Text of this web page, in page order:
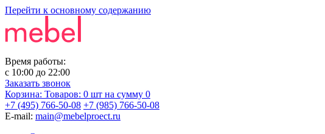
Перейти к основному содержанию
Время работы:
с 10:00 до 22:00
Заказать звонок
Корзина: Товаров: 0 шт на сумму 0
+7 (495) 766-50-08 +7 (985) 766-50-08
E-mail: main@mebelproect.ru